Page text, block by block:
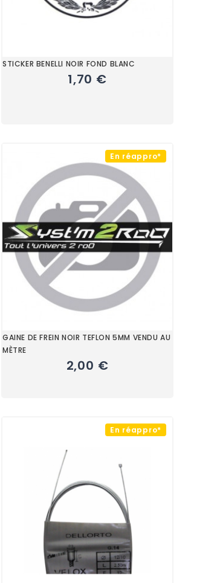
STICKER BENELLI NOIR FOND BLANC
1,70 €
En réappro*
GAINE DE FREIN NOIR TEFLON 5MM VENDU AU
MÈTRE
2,00 €
En réappro*